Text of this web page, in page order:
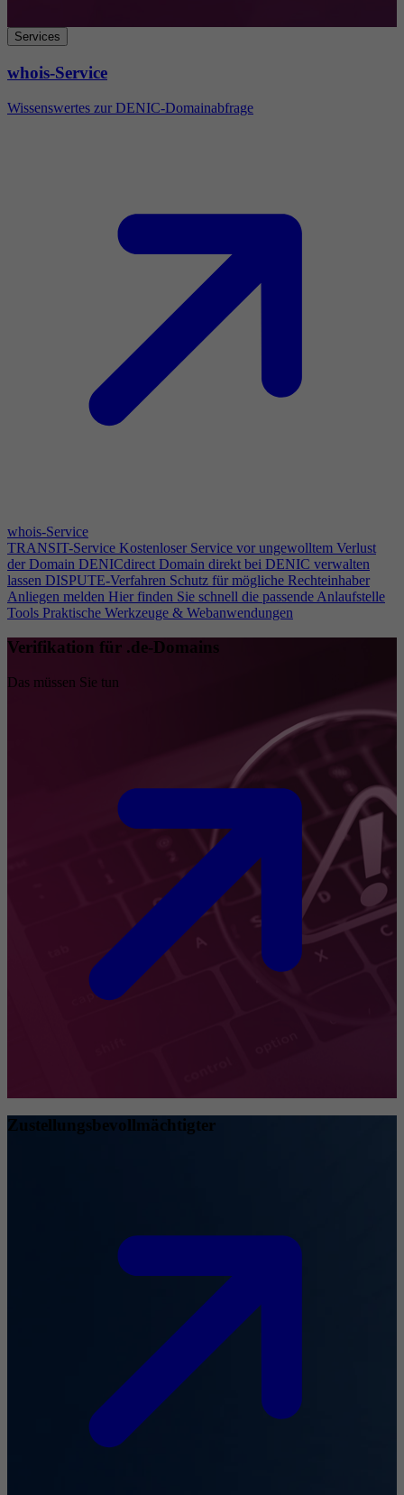
Services
whois-Service
Wissenswertes zur DENIC-Domainabfrage
whois-Service
TRANSIT-Service Kostenloser Service vor ungewolltem Verlust
der Domain DENICdirect Domain direkt bei DENIC verwalten
lassen DISPUTE-Verfahren Schutz für mögliche Rechteinhaber
Anliegen melden Hier finden Sie schnell die passende Anlaufstelle
Tools Praktische Werkzeuge & Webanwendungen
Verifikation für .de-Domains
Das müssen Sie tun
Zustellungsbevollmächtigter